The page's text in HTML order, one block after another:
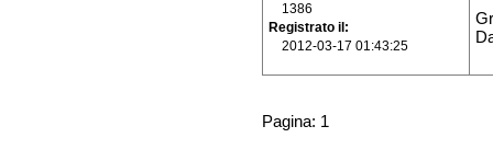
1386
Registrato il
2012-03-17 01:43:25
Pagina: 1